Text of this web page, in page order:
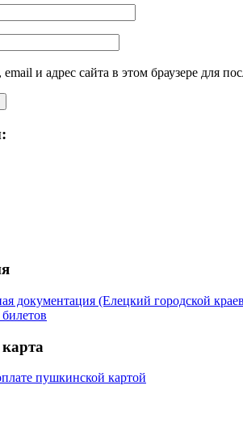
и адрес сайта в этом браузере для
документация (Елецкий городской
пушкинской картой